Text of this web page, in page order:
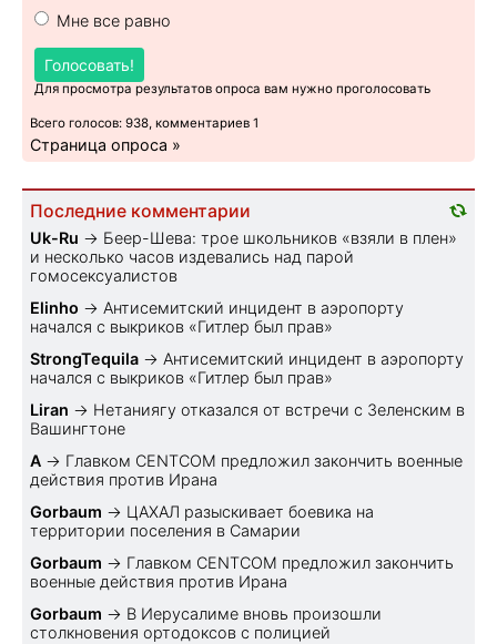
Мне все равно
Голосовать!
Для просмотра результатов опроса вам нужно проголосовать
Всего голосов: 938, комментариев 1
Страница опроса »
Последние комментарии
Uk-Ru → Беер-Шева: трое школьников «взяли в плен»
и несколько часов издевались над парой
гомосексуалистов
Elinho → Антисемитский инцидент в аэропорту
начался с выкриков «Гитлер был прав»
StrongTequila → Антисемитский инцидент в аэропорту
начался с выкриков «Гитлер был прав»
Liran → Нетаниягу отказался от встречи с Зеленским в
Вашингтоне
A → Главком CENTCOM предложил закончить военные
действия против Ирана
Gorbaum → ЦАХАЛ разыскивает боевика на
территории поселения в Самарии
Gorbaum → Главком CENTCOM предложил закончить
военные действия против Ирана
Gorbaum → В Иерусалиме вновь произошли
столкновения ортодоксов с полицией